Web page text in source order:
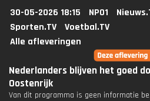
30-05-2026 18:15 NPO1
Sporten.TV
Voetbal.TV
Alle afleveringen
Nederlanders blijven het goed
Oostenrijk
Van dit programma is geen informatie